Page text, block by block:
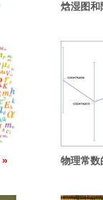
焓湿图和
物理常数